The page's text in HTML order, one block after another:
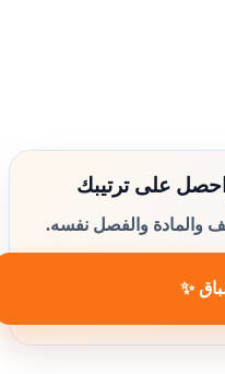
على ترتيبك
والمادة والفصل نفسه.
✨